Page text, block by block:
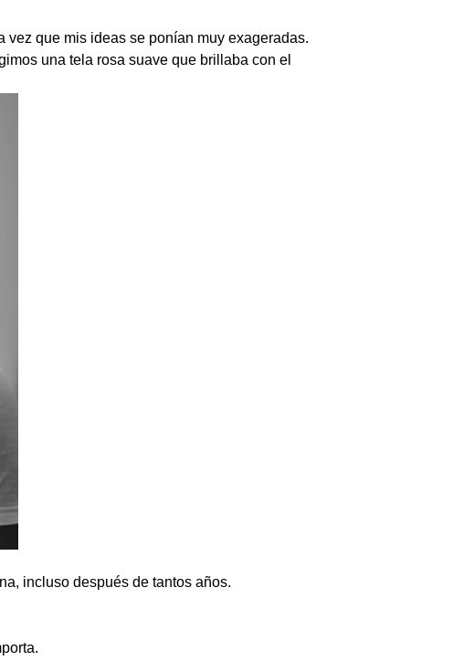
vez que mis ideas se ponían muy exageradas.
una tela rosa suave que brillaba con el
incluso después de tantos años.